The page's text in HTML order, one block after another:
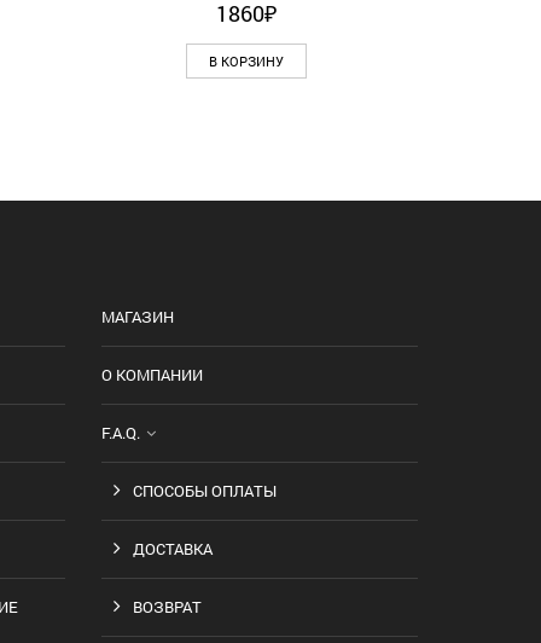
1860₽
В КОРЗИНУ
МАГАЗИН
О КОМПАНИИ
F.A.Q.
СПОСОБЫ ОПЛАТЫ
ДОСТАВКА
ВОЗВРАТ